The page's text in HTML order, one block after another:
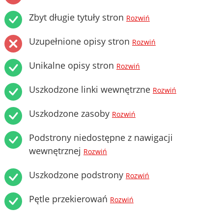
Zbyt długie tytuły stron Rozwiń
Uzupełnione opisy stron Rozwiń
Unikalne opisy stron Rozwiń
Uszkodzone linki wewnętrzne Rozwiń
Uszkodzone zasoby Rozwiń
Podstrony niedostępne z nawigacji
wewnętrznej Rozwiń
Uszkodzone podstrony Rozwiń
Pętle przekierowań Rozwiń